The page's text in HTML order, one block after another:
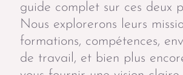
guide complet sur ces deux
Nous explorerons leurs
formations, compétences,
de travail, et bien plus